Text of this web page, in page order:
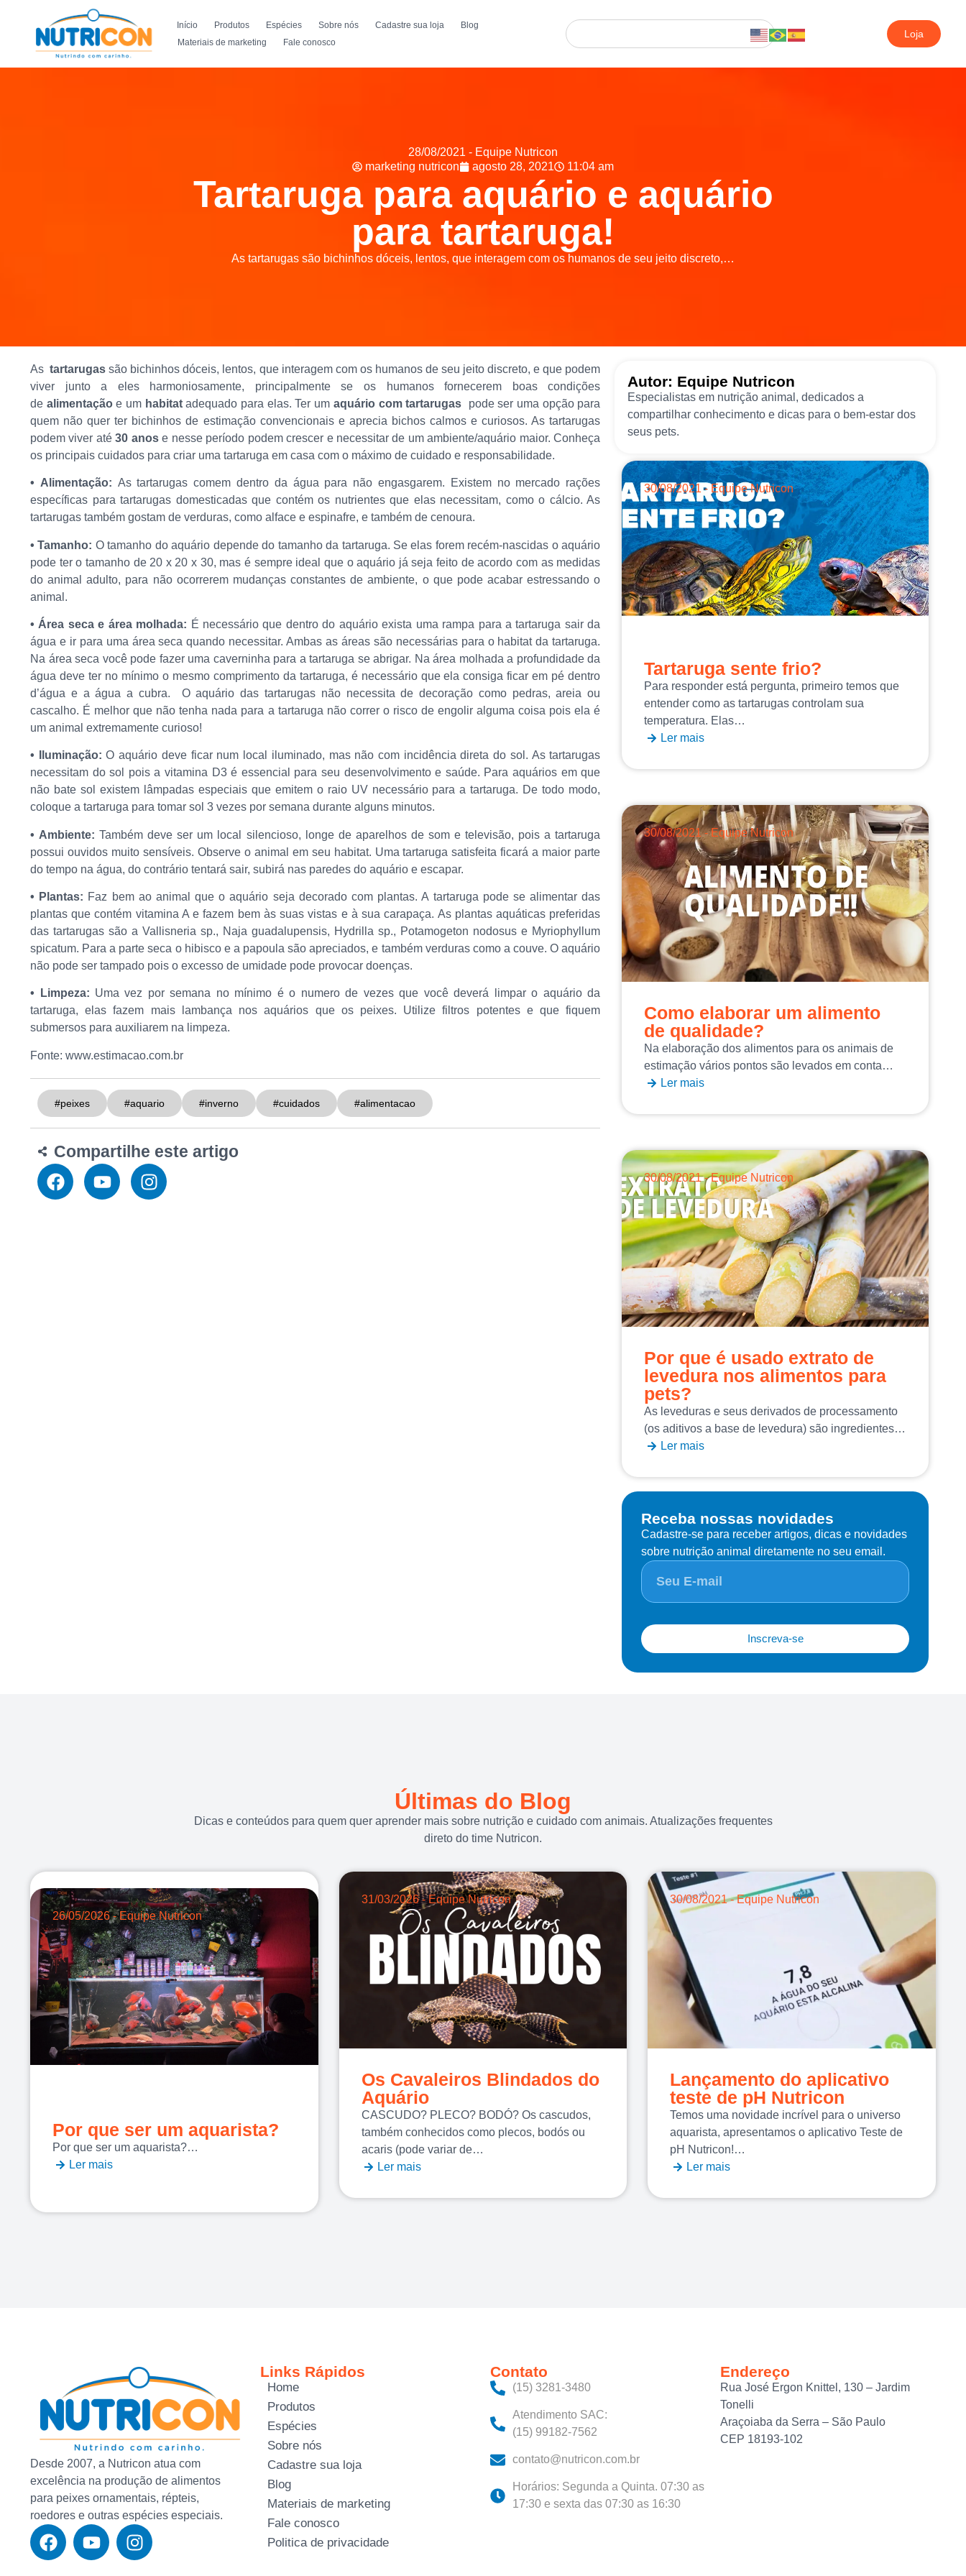
Início Produtos Espécies Sobre nós Cadastre sua loja
Blog
Materiais de marketing
Fale conosco
Loja
28/08/2021 - Equipe Nutricon
marketing nutricon
agosto 28, 2021 11:04 am
Tartaruga para aquário e aquário
para tartaruga!
As tartarugas são bichinhos dóceis, lentos, que interagem com os humanos de seu jeito discreto,…
As tartarugassão bichinhos dóceis, lentos, que interagem com os humanos de seu jeito discreto, e que podem
viver junto a eles harmoniosamente, principalmente se os humanos fornecerem boas condições
de alimentaçãoe um habitatadequado para elas. Ter um aquário com tartarugas pode ser uma opção para
quem não quer ter bichinhos de estimação convencionais e aprecia bichos calmos e curiosos. As tartarugas
podem viver até30 anose nesse período podem crescer e necessitar de um ambiente/aquário maior. Conheça
os principais cuidados para criar uma tartaruga em casa com o máximo de cuidado e responsabilidade.
• Alimentação: As tartarugas comem dentro da água para não engasgarem. Existem no mercado rações
específicas para tartarugas domesticadas que contém os nutrientes que elas necessitam, como o cálcio. As
tartarugas também gostam de verduras, como alface e espinafre, e também de cenoura.
• Tamanho: O tamanho do aquário depende do tamanho da tartaruga. Se elas forem recém-nascidas o aquário
pode ter o tamanho de 20 x 20 x 30, mas é sempre ideal que o aquário já seja feito de acordo com as medidas
do animal adulto, para não ocorrerem mudanças constantes de ambiente, o que pode acabar estressando o
animal.
• Área seca e área molhada: É necessário que dentro do aquário exista uma rampa para a tartaruga sair da
água e ir para uma área seca quando necessitar. Ambas as áreas são necessárias para o habitat da tartaruga.
Na área seca você pode fazer uma caverninha para a tartaruga se abrigar. Na área molhada a profundidade da
água deve ter no mínimo o mesmo comprimento da tartaruga, é necessário que ela consiga ficar em pé dentro
d’água e a água a cubra. O aquário das tartarugas não necessita de decoração como pedras, areia ou
cascalho. É melhor que não tenha nada para a tartaruga não correr o risco de engolir alguma coisa pois ela é
um animal extremamente curioso!
• Iluminação:O aquário deve ficar num local iluminado, mas não com incidência direta do sol. As tartarugas
necessitam do sol pois a vitamina D3 é essencial para seu desenvolvimento e saúde. Para aquários em que
não bate sol existem lâmpadas especiais que emitem o raio UV necessário para a tartaruga. De todo modo,
coloque a tartaruga para tomar sol 3 vezes por semana durante alguns minutos.
• Ambiente: Também deve ser um local silencioso, longe de aparelhos de som e televisão, pois a tartaruga
possui ouvidos muito sensíveis. Observe o animal em seu habitat. Uma tartaruga satisfeita ficará a maior parte
do tempo na água, do contrário tentará sair, subirá nas paredes do aquário e escapar.
• Plantas: Faz bem ao animal que o aquário seja decorado com plantas. A tartaruga pode se alimentar das
plantas que contém vitamina A e fazem bem às suas vistas e à sua carapaça. As plantas aquáticas preferidas
das tartarugas são a Vallisneria sp., Naja guadalupensis, Hydrilla sp., Potamogeton nodosus e Myriophyllum
spicatum. Para a parte seca o hibisco e a papoula são apreciados, e também verduras como a couve. O aquário
não pode ser tampado pois o excesso de umidade pode provocar doenças.
• Limpeza: Uma vez por semana no mínimo é o numero de vezes que você deverá limpar o aquário da
tartaruga, elas fazem mais lambança nos aquários que os peixes. Utilize filtros potentes e que fiquem
submersos para auxiliarem na limpeza.
Fonte: www.estimacao.com.br
#peixes #aquario #inverno #cuidados #alimentacao
Compartilhe este artigo
Autor: Equipe Nutricon
Especialistas em nutrição animal, dedicados a
compartilhar conhecimento e dicas para o bem-estar dos
seus pets.
Tartaruga sente frio?
Para responder está pergunta, primeiro temos que
entender como as tartarugas controlam sua
temperatura. Elas…
Ler mais
30/08/2021 - Equipe Nutricon
Como elaborar um alimento
de qualidade?
Na elaboração dos alimentos para os animais de
estimação vários pontos são levados em conta…
Ler mais
30/08/2021 - Equipe Nutricon
Por que é usado extrato de
levedura nos alimentos para
pets?
As leveduras e seus derivados de processamento
(os aditivos a base de levedura) são ingredientes…
Ler mais
30/08/2021 - Equipe Nutricon
Receba nossas novidades
Cadastre-se para receber artigos, dicas e novidades
sobre nutrição animal diretamente no seu email.
Inscreva-se
Últimas do Blog
Dicas e conteúdos para quem quer aprender mais sobre nutrição e cuidado com animais. Atualizações frequentes
direto do time Nutricon.
Por que ser um aquarista?
Por que ser um aquarista?…
Ler mais
26/05/2026 - Equipe Nutricon
Os Cavaleiros Blindados do
Aquário
CASCUDO? PLECO? BODÓ? Os cascudos,
também conhecidos como plecos, bodós ou
acaris (pode variar de…
Ler mais
31/03/2026 - Equipe Nutricon
Lançamento do aplicativo
teste de pH Nutricon
Temos uma novidade incrível para o universo
aquarista, apresentamos o aplicativo Teste de
pH Nutricon!…
Ler mais
30/08/2021 - Equipe Nutricon
Links Rápidos
Home
Produtos
Espécies
Sobre nós
Cadastre sua loja
Blog
Materiais de marketing
Fale conosco
Politica de privacidade
Contato
(15) 3281-3480‬
Atendimento SAC:
(15) 99182-7562
contato@nutricon.com.br
Horários: Segunda a Quinta. 07:30 as
17:30 e sexta das 07:30 as 16:30
Endereço
Rua José Ergon Knittel, 130 – Jardim
Tonelli
Araçoiaba da Serra – São Paulo
CEP 18193-102
Desde 2007, a Nutricon atua com
excelência na produção de alimentos
para peixes ornamentais, répteis,
roedores e outras espécies especiais.